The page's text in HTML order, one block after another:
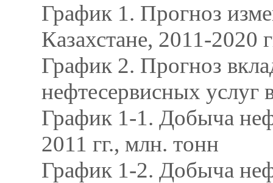
График 1. Прогноз
Казахстане, 2011-2020
График 2. Прогноз
нефтесервисных услуг
График 1-1. Добыча
2011 гг., млн. тонн
График 1-2. Добыча